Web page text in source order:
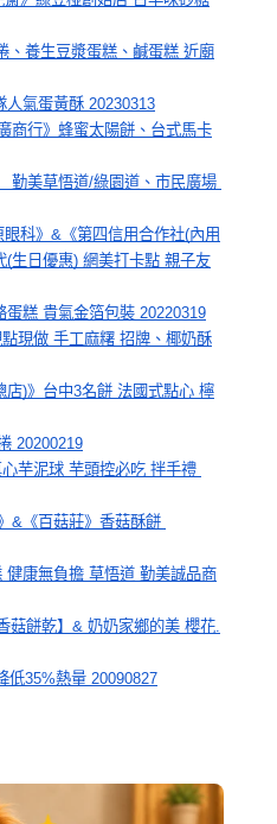
、養生豆漿蛋糕、鹹蛋糕 近廟
人氣蛋黃酥 20230313
商行》蜂蜜太陽餅、台式馬卡
勤美草悟道/綠園道、市民廣場
科》&《第四信用合作社(內用
生日優惠) 網美打卡點 親子友
糕 貴氣金箔包裝 20220319
現做 手工麻糬 招牌、椰奶酥
店)》台中3名餅 法國式點心 檸
20200219
芋泥球 芋頭控必吃 拌手禮
&《百菇莊》香菇酥餅
健康無負擔 草悟道 勤美誠品商
菇餅乾】& 奶奶家鄉的美 櫻花.
低35%熱量 20090827